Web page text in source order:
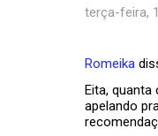
terça-feira,
Romeika
Eita, quanta
apelando